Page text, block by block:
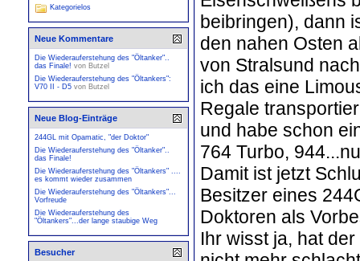
beibringen), dann
den nahen Osten
von Stralsund
ich das eine
Regale
und habe schon
764 Turbo,
Damit ist jetzt
Besitzer eines
Doktoren als
Ihr wisst ja, hat
Kategorielos
Neue Kommentare
Die Wiederauferstehung des "Öltanker"..
das Finale! von Butzel
Die Wiederauferstehung des "Öltankers":
V70 II - D5 von Butzel
Neue Blog-Einträge
244GL mit Opamatic, "der Doktor"
Die Wiederauferstehung des "Öltanker"..
das Finale!
Die Wiederauferstehung des "Öltankers" ....
es kommt wieder zusammen
Die Wiederauferstehung des "Öltankers"...
Vorfreude
Die Wiederauferstehung des
"Öltankers"...der lange staubige Weg
Besucher